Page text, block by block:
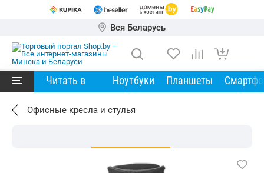
Вся Беларусь
Читать в Ноутбуки Планшеты
Офисные кресла и стулья